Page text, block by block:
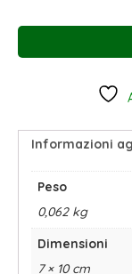
Informazioni
Peso
0,062 kg
Dimensioni
7 × 10 cm